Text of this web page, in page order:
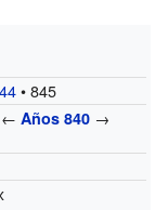
• 845
←Años 840 →